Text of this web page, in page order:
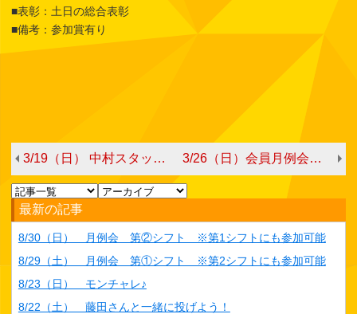
■表彰：土日の総合表彰
■備考：参加賞有り
3/19（日） 中村スタッフチャレンジ 3/26（日）会員月例会 第[2]シフト
最新の記事
8/30（日） 月例会 第②シフト ※第1シフトにも参加可能
8/29（土） 月例会 第①シフト ※第2シフトにも参加可能
8/23（日） モンチャレ♪
8/22（土） 藤田さんと一緒に投げよう！